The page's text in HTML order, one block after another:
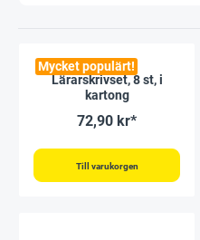
Mycket populärt!
Lärarskrivset, 8 st, i
kartong
72,90 kr*
Till varukorgen